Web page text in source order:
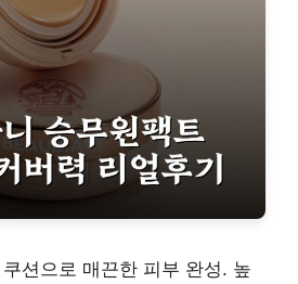
션으로 매끈한 피부 완성. 높